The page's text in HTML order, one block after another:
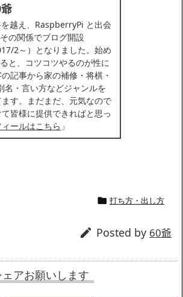
越え、RaspberryPi と出会
の関係でブログ開設
2～）となりました。始め
と、コツコツやるのが性に
記事から家の補修・将棋・
・言い方などジャンルを
す。まだまだ、元気なので
皆様に提供できればと思っ
ールはこちら 」
 打ち方・出し方
 Posted by 60爺
アお願いします